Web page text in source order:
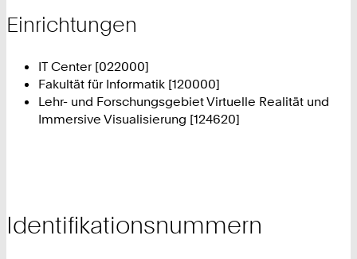
Einrichtungen
IT Center [022000]
Fakultät für Informatik [120000]
Lehr- und Forschungsgebiet Virtuelle Realität und
Immersive Visualisierung [124620]
Identifikationsnummern